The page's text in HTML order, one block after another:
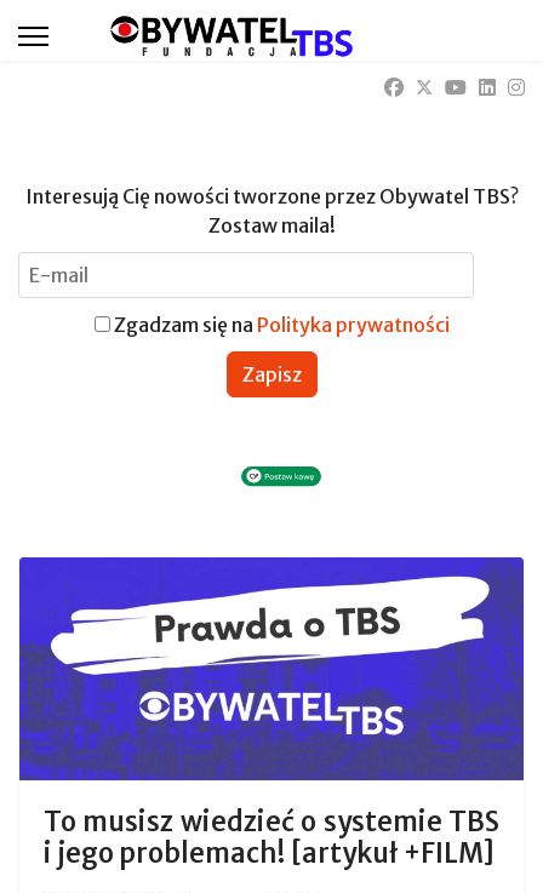
Interesują Cię nowości tworzone przez Obywatel TBS?
Zostaw maila!
Zgadzam się na Polityka prywatności
To musisz wiedzieć o systemie TBS
i jego problemach! [artykuł +FILM]